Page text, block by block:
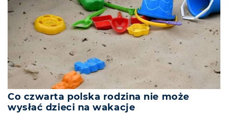
Co czwarta polska rodzina nie może
wysłać dzieci na wakacje